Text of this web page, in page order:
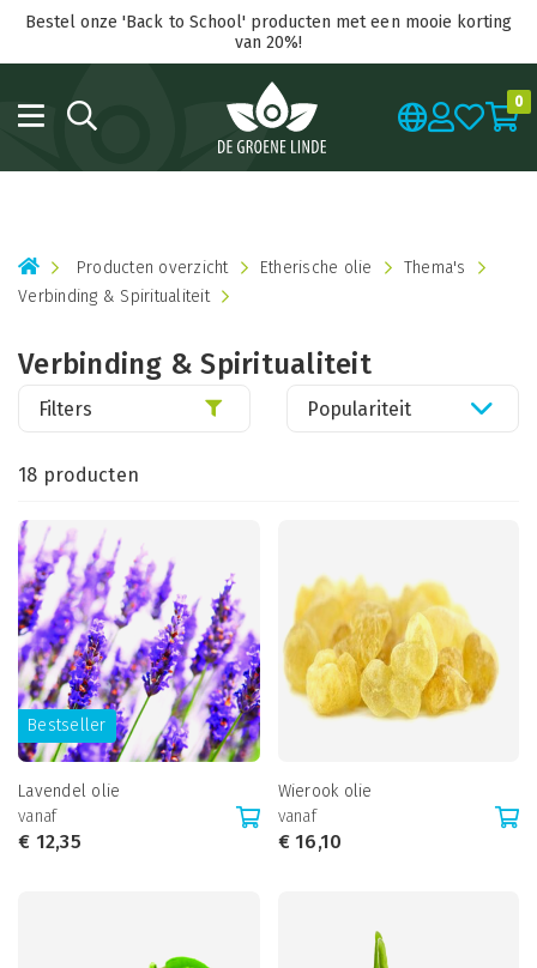
Bestel onze 'Back to School' producten met een mooie korting
van 20%!
0
Producten overzicht Etherische olie
Thema's
Verbinding & Spiritualiteit
Verbinding & Spiritualiteit
18 producten
Filters Populariteit
Bestseller
Lavendel olie
vanaf
€ 12,35
Wierook olie
vanaf
€16,10